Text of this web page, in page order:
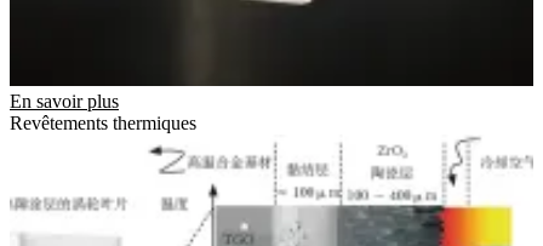
En savoir plus
Revêtements thermiques